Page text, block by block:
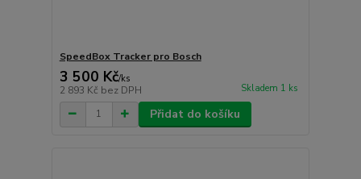
SpeedBox Tracker pro Bosch
3 500 Kč/ks
2 893 Kč bez DPH Skladem 1 ks
Přidat do košíku